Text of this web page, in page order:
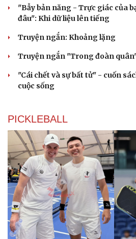
"Bẫy bản năng - Trực giác của
đâu": Khi dữ liệu lên tiếng
Truyện ngắn: Khoảng lặng
Truyện ngắn "Trong đoàn
"Cái chết và sự bất tử" - cuốn
cuộc sống
PICKLEBALL